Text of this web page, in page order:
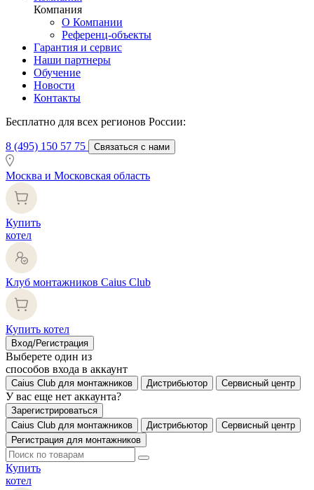
Компания
О Компании
Референц-объекты
Гарантия и сервис
Наши партнеры
Обучение
Новости
Контакты
Бесплатно для всех регионов России:
8 (495) 150 57 75 Связаться с нами
Москва и Московская область
Купить
котел
Клуб монтажников Caius Club
Купить котел
Вход/Регистрация
Выберете один из
способов входа в аккаунт
Caius Club для монтажников Дистрибьютор Сервисный центр
У вас еще нет аккаунта?
Зарегистрироваться
Caius Club для монтажников
Дистрибьютор
Сервисный центр
Регистрация для монтажников
Купить
котел